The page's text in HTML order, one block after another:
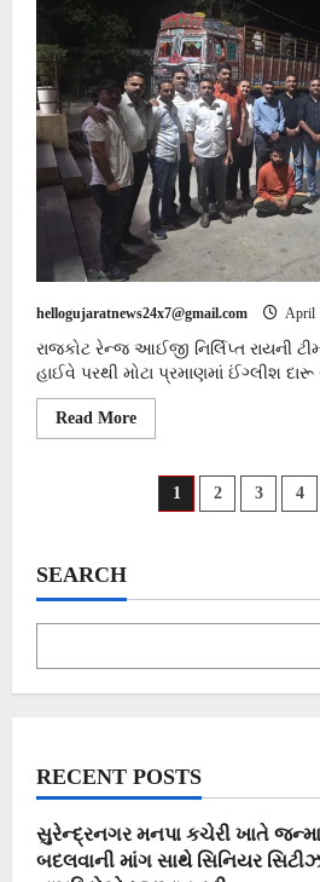
ફાટસર
મંદિર
ખાતે
તા.૨૦
એપ્રિલના
રોજ
શ્રી
ગણેશ
ચતુર્થી
વાર્ષિક
મહોત્સવ
યોજાશે.
hellogujaratnews24x7@gmail.com April
રાજકોટ રેન્જ આઈજી નિર્લિપ્ત રાયની ટીમ
હાઈવે પરથી મોટા પ્રમાણમાં ઈંગ્લીશ
Read MoreRead
Posts
1 2 3 4
SEARCH
RECENT POSTS
સુરેન્દ્રનગર મનપા કચેરી ખાતે
બદલવાની માંગ સાથે સિનિયર